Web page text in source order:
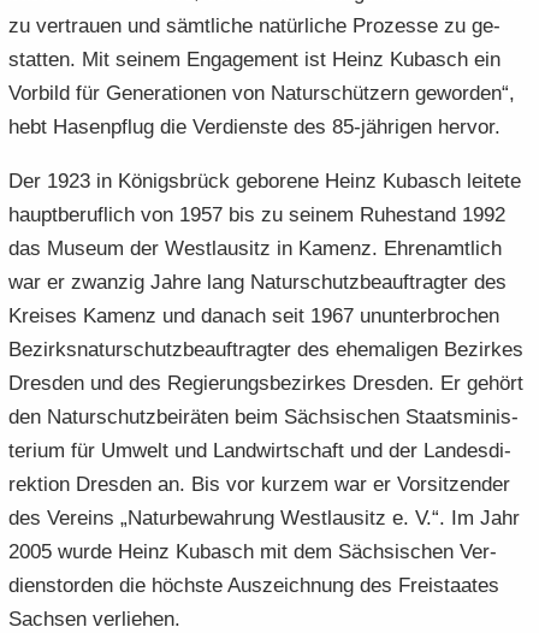
zu ver­trau­en und sämt­li­che na­tür­li­che Pro­zes­se zu ge­
stat­ten. Mit sei­nem En­ga­ge­ment ist Heinz Ku­basch ein
Vor­bild für Ge­ne­ra­tio­nen von Na­tur­schüt­zern ge­wor­den“,
hebt Ha­sen­pflug die Ver­diens­te des 85-​jährigen her­vor.
Der 1923 in Kö­nigs­brück ge­bo­re­ne Heinz Ku­basch lei­te­te
haupt­be­ruf­lich von 1957 bis zu sei­nem Ru­he­stand 1992
das Mu­se­um der West­lau­sitz in Ka­menz. Eh­ren­amt­lich
war er zwan­zig Jahre lang Na­tur­schutz­be­auf­trag­ter des
Krei­ses Ka­menz und da­nach seit 1967 un­un­ter­bro­chen
Be­zirks­na­tur­schutz­be­auf­trag­ter des ehe­ma­li­gen Be­zir­kes
Dres­den und des Re­gie­rungs­be­zir­kes Dres­den. Er ge­hört
den Na­tur­schutz­bei­rä­ten beim Säch­si­schen Staats­mi­nis­
te­ri­um für Um­welt und Land­wirt­schaft und der Lan­des­di­
rek­ti­on Dres­den an. Bis vor kur­zem war er Vor­sit­zen­der
des Ver­eins „Na­tur­be­wah­rung West­lau­sitz e. V.“. Im Jahr
2005 wurde Heinz Ku­basch mit dem Säch­si­schen Ver­
dienst­or­den die höchs­te Aus­zeich­nung des Frei­staa­tes
Sach­sen ver­lie­hen.